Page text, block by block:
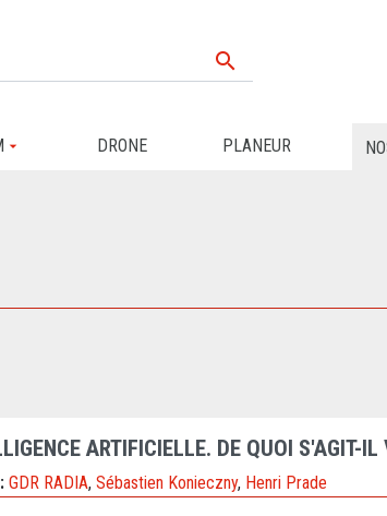

DRONE PLANEUR
ARTIFICIELLE. DE QUOI S'AGIT-
GDR RADIA, Sébastien Konieczny, Henri Prade